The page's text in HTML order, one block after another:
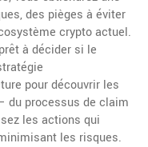
des pièges à éviter
crypto actuel.
à décider si le
pour découvrir les
du processus de claim
les actions qui
les risques.